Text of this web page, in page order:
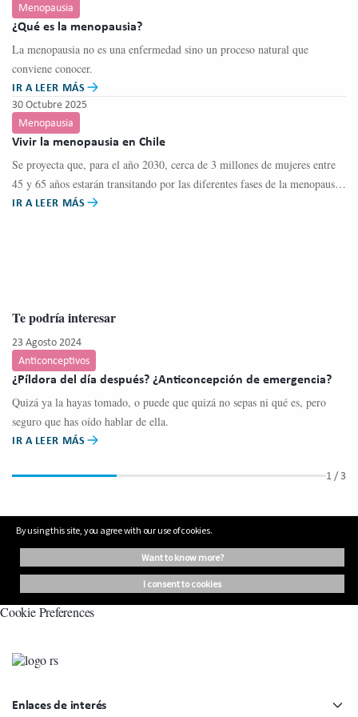
Menopausia
¿Qué es la menopausia?
La menopausia no es una enfermedad sino un proceso natural que
conviene conocer.
IR A LEER MÁS
30 Octubre 2025
Menopausia
Vivir la menopausia en Chile
Se proyecta que, para el año 2030, cerca de 3 millones de mujeres entre
45 y 65 años estarán transitando por las diferentes fases de la menopausia
en Chile.
IR A LEER MÁS
Te podría interesar
23 Agosto 2024
Anticonceptivos
¿Píldora del día después? ¿Anticoncepción de emergencia?
Quizá ya la hayas tomado, o puede que quizá no sepas ni qué es, pero
seguro que has oído hablar de ella.
IR A LEER MÁS
1 / 3
By using this site, you agree with our use of cookies.
want to know more?
i consent to cookies
Cookie Preferences
Enlaces de interés